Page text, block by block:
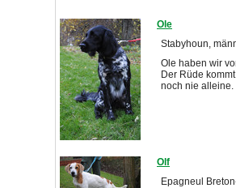
Ole
Stabyhoun,
Ole haben wir
Der Rüde
noch nie alleine.
Olf
Epagneul